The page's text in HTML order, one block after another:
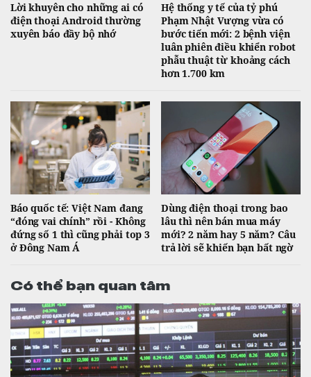
Lời khuyên cho những ai có
điện thoại Android thường
xuyên báo đầy bộ nhớ
Hệ thống y tế của tỷ phú
Phạm Nhật Vượng vừa có
bước tiến mới: 2 bệnh viện
luân phiên điều khiển robot
phẫu thuật từ khoảng cách
hơn 1.700 km
Báo quốc tế: Việt Nam đang
“đóng vai chính” rồi - Không
đứng số 1 thì cũng phải top 3
ở Đông Nam Á
Dùng điện thoại trong bao
lâu thì nên bán mua máy
mới? 2 năm hay 5 năm? Câu
trả lời sẽ khiến bạn bất ngờ
Có thể bạn quan tâm